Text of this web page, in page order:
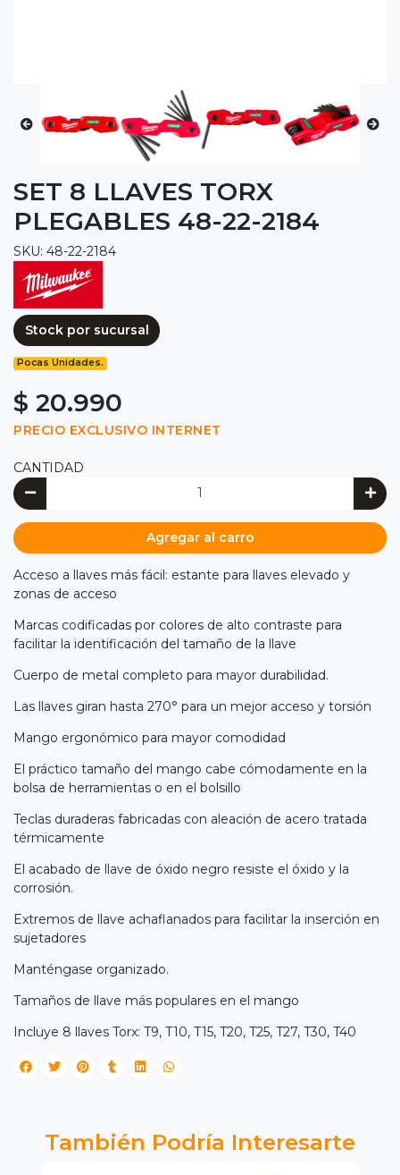
SET 8 LLAVES TORX
PLEGABLES 48-22-2184
SKU: 48-22-2184
Stock por sucursal
Pocas Unidades.
$ 20.990
PRECIO EXCLUSIVO INTERNET
CANTIDAD
Agregar al carro
Acceso a llaves más fácil: estante para llaves elevado y
zonas de acceso
Marcas codificadas por colores de alto contraste para
facilitar la identificación del tamaño de la llave
Cuerpo de metal completo para mayor durabilidad.
Las llaves giran hasta 270° para un mejor acceso y torsión
Mango ergonómico para mayor comodidad
El práctico tamaño del mango cabe cómodamente en la
bolsa de herramientas o en el bolsillo
Teclas duraderas fabricadas con aleación de acero tratada
térmicamente
El acabado de llave de óxido negro resiste el óxido y la
corrosión.
Extremos de llave achaflanados para facilitar la inserción en
sujetadores
Manténgase organizado.
Tamaños de llave más populares en el mango
Incluye 8 llaves Torx: T9, T10, T15, T20, T25, T27, T30, T40
También Podría Interesarte